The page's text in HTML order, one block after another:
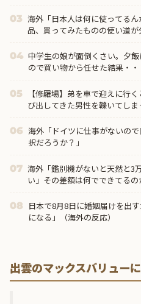
03 海外「日本人は何に使ってる
品、買ってみたものの使い道
04 中学生の娘が面倒くさい。夕
ので買い物から任せた結果・・
05
【修羅場】弟を車で迎えに行
び出してきた男性を轢いてし
06 海外「ドイツに仕事がないの
択だろうか？」
07 海外「鑑別機がないと天然と3
い」その差額は何でできてる
08
日本で8月8日に婚姻届けを出
になる」（海外の反応）
出雲のマックスバリュー